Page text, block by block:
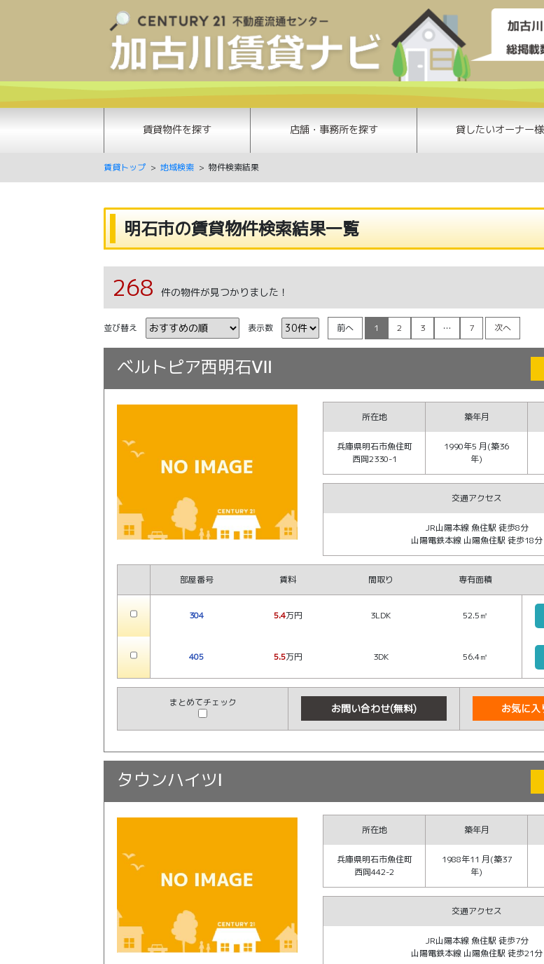
明石市の賃貸住
賃貸物件を探す 店舗・事務所を探す 貸したいオーナー様
賃貸トップ 地域検索 物件検索結果
明石市の賃貸物件検索結果一覧
268 件の物件が見つかりました！
並び替え 表示数 前へ 1 2 3 … 7 次へ
ベルトピア西明石Ⅶ
所在地 築年月
兵庫県明石市魚住町
西岡2330-1
1990年5 月(築36
年)
交通アクセス
JR山陽本線 魚住駅 徒歩8分
山陽電鉄本線 山陽魚住駅 徒歩18分
部屋番号 賃料 間取り 専有面積
304 5.4万円 3LDK 52.5㎡
405 5.5万円 3DK 56.4㎡
まとめてチェック お問い合わせ(無料) お気に入
タウンハイツⅠ
所在地 築年月
兵庫県明石市魚住町
西岡442-2
1988年11 月(築37
年)
交通アクセス
JR山陽本線 魚住駅 徒歩7分
山陽電鉄本線 山陽魚住駅 徒歩21分